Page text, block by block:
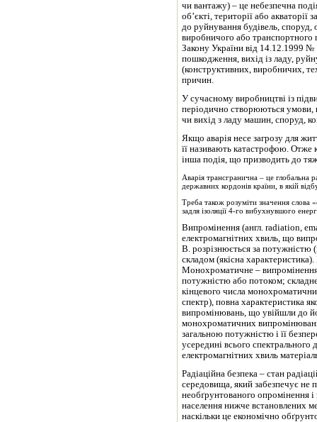
чи вантажу) – це небезпечна
об’єкті, території або акваторії
до руйнування будівель,
виробничого або транспортного
Закону України від 14.12.1999
пошкодження, вихід із ладу,
(конструктивних, виробничих,
причин.
У сучасному виробництві із
періодично створюються умови,
чи вихід з ладу машин, споруд,
Якщо аварія несе загрозу для
її називають катастрофою. Отже
інша подія, що призводить до
Аварія трансгранична – це глобальна
державних кордонів країни, в якій
Треба також розуміти значення слова
задля ізоляції 4-го вибухнувшого
Випромінення (англ. radiation,
електромагнітних хвиль, що
В. розрізнюється за потужністю
складом (якісна
Монохроматичне – випромінення
потужністю або потоком;
кінцевого числа
спектр), повна характеристика
випромінювань, що увійшли до
монохроматичних
загальною потужністю і її
усередині всього
електромагнітних хвиль
Радіаційна безпека – стан
середовища, який забезпечує не
необґрунтованого опромінення
населення нижче встановлених
наскільки це економічно